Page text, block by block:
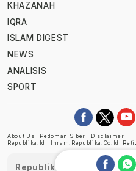
KHAZANAH
IQRA
ISLAM DIGEST
NEWS
ANALISIS
SPORT
About Us Pedoman Siber
Disclaimer
Republika.id
Ihram.republika.co.id
Republika telah